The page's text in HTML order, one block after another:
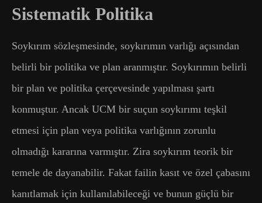
Sistematik Politika
Soykırım sözleşmesinde, soykırımın varlığı açısından
belirli bir politika ve plan aranmıştır. Soykırımın belirli
bir plan ve politika çerçevesinde yapılması şartı
konmuştur. Ancak UCM bir suçun soykırımı teşkil
etmesi için plan veya politika varlığının zorunlu
olmadığı kararına varmıştır. Zira soykırım teorik bir
temele de dayanabilir. Fakat failin kasıt ve özel çabasını
kanıtlamak için kullanılabileceği ve bunun güçlü bir